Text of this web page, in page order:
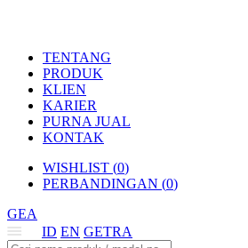
TENTANG
PRODUK
KLIEN
KARIER
PURNA JUAL
KONTAK
WISHLIST (0)
PERBANDINGAN (0)
GEA
ID EN GETRA